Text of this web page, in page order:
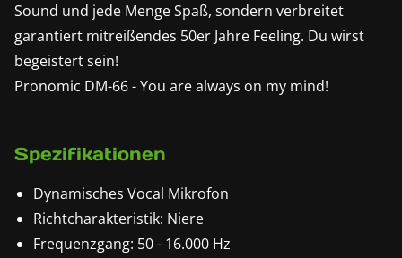
Sound und jede Menge Spaß, sondern verbreitet
garantiert mitreißendes 50er Jahre Feeling. Du wirst
begeistert sein!
Pronomic DM-66 - You are always on my mind!
Spezifikationen
Dynamisches Vocal Mikrofon
Richtcharakteristik: Niere
Frequenzgang: 50 - 16.000 Hz